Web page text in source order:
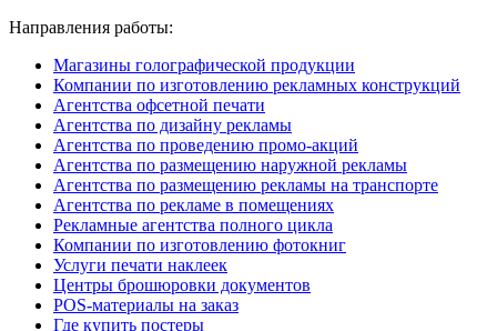
Направления работы:
Магазины голографической продукции
Компании по изготовлению рекламных конструкций
Агентства офсетной печати
Агентства по дизайну рекламы
Агентства по проведению промо-акций
Агентства по размещению наружной рекламы
Агентства по размещению рекламы на транспорте
Агентства по рекламе в помещениях
Рекламные агентства полного цикла
Компании по изготовлению фотокниг
Услуги печати наклеек
Центры брошюровки документов
POS-материалы на заказ
Где купить постеры